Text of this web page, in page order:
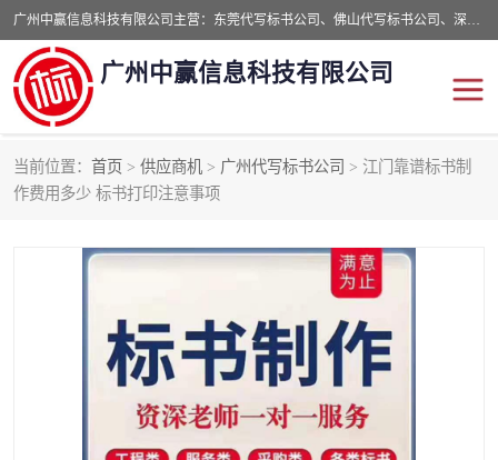
广州中赢信息科技有限公司主营：东莞代写标书公司、佛山代写标书公司、深圳代写标书公司等,食品类标书、工程类类标书,经验丰富的标书制作团队,24小时加急服务,多对一服务。
广州中赢信息科技有限公司
当前位置： 首页 > 供应商机 > 广州代写标书公司 > 江门靠谱标书制
作费用多少 标书打印注意事项
东莞代写标书公司
深圳代写标书公司 广州代写标书公司